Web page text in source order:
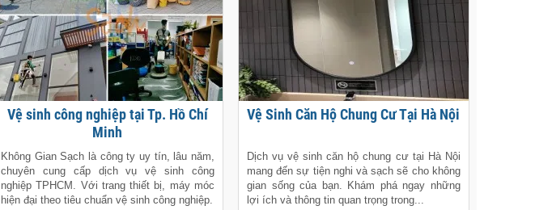
Vệ sinh công nghiệp tại Tp. Hồ Chí
Minh
Không Gian Sạch là công ty uy tín, lâu năm,
chuyên cung cấp dịch vụ vệ sinh công
nghiệp TPHCM. Với trang thiết bị, máy móc
hiện đại theo tiêu chuẩn vệ sinh công nghiệp.
Vệ Sinh Căn Hộ Chung Cư Tại Hà Nội
Dịch vụ vệ sinh căn hộ chung cư tại Hà Nội
mang đến sự tiện nghi và sạch sẽ cho không
gian sống của bạn. Khám phá ngay những
lợi ích và thông tin quan trọng trong...